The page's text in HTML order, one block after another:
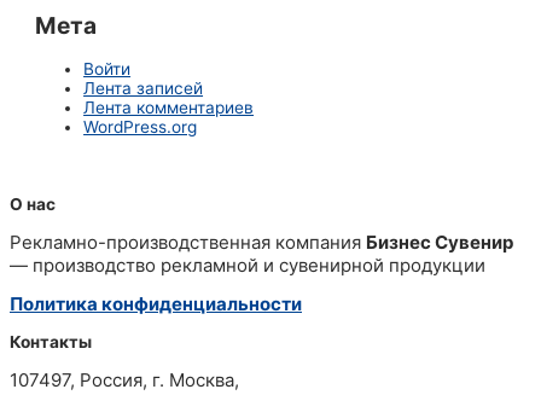
Мета
Войти
Лента записей
Лента комментариев
WordPress.org
О нас
Рекламно-производственная компания Бизнес Сувенир
— производство рекламной и сувенирной продукции
Политика конфиденциальности
Контакты
107497, Россия, г. Москва,